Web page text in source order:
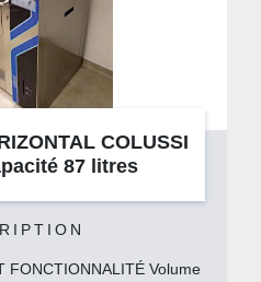
COLUSSI
87 litres
FONCTIONNALITÉ Volume